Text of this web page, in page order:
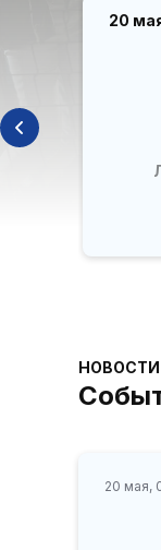
20
НОВОСТИ
20 мая,